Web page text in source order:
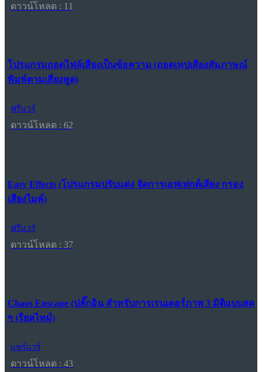
ดาวน์โหลด : 11
โปรแกรมถอดไฟล์เสียงเป็นข้อความ (ถอดเทปเสียงสัมภาษณ์
พิมพ์ตามเสียงพูด)
ฟรีแวร์
ดาวน์โหลด : 62
Easy Effects (โปรแกรมปรับแต่ง จัดการเอฟเฟกต์เสียง กรอง
เสียงไมค์)
ฟรีแวร์
ดาวน์โหลด : 37
Chaos Enscape (ปลั๊กอิน สำหรับการเรนเดอร์ภาพ 3 มิติแบบสด
ๆ เรียลไทม์)
แชร์แวร์
ดาวน์โหลด : 43